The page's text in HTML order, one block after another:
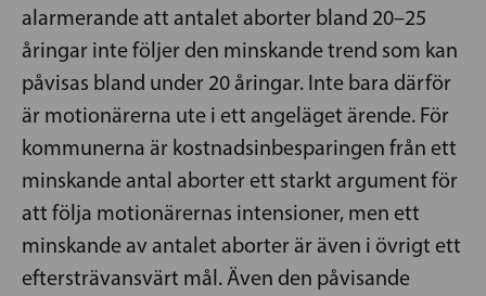
alarmerande att antalet aborter bland 20–25
åringar inte följer den minskande trend som kan
påvisas bland under 20 åringar. Inte bara därför
är motionärerna ute i ett angeläget ärende. För
kommunerna är kostnadsinbesparingen från ett
minskande antal aborter ett starkt argument för
att följa motionärernas intensioner, men ett
minskande av antalet aborter är även i övrigt ett
eftersträvansvärt mål. Även den påvisande